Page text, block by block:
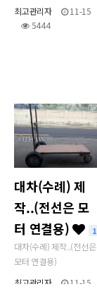
최고관리자
11-15
5444
대차(수례) 제
작..(전선은 모
터 연결용)
1
대차(수례) 제작..(전선은
모터 연결용)
최고관리자
11-15